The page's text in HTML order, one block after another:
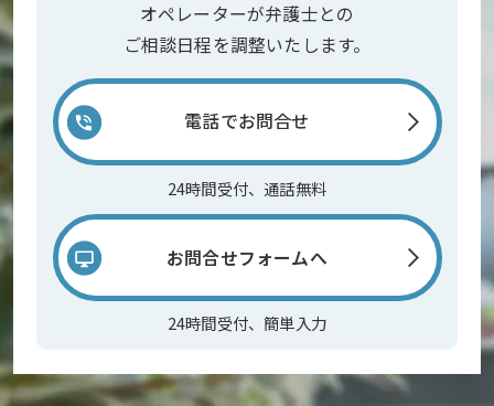
オペレーターが弁護士との
ご相談日程を調整いたします。
電話でお問合せ
24時間受付、通話無料
お問合せフォームへ
24時間受付、簡単入力